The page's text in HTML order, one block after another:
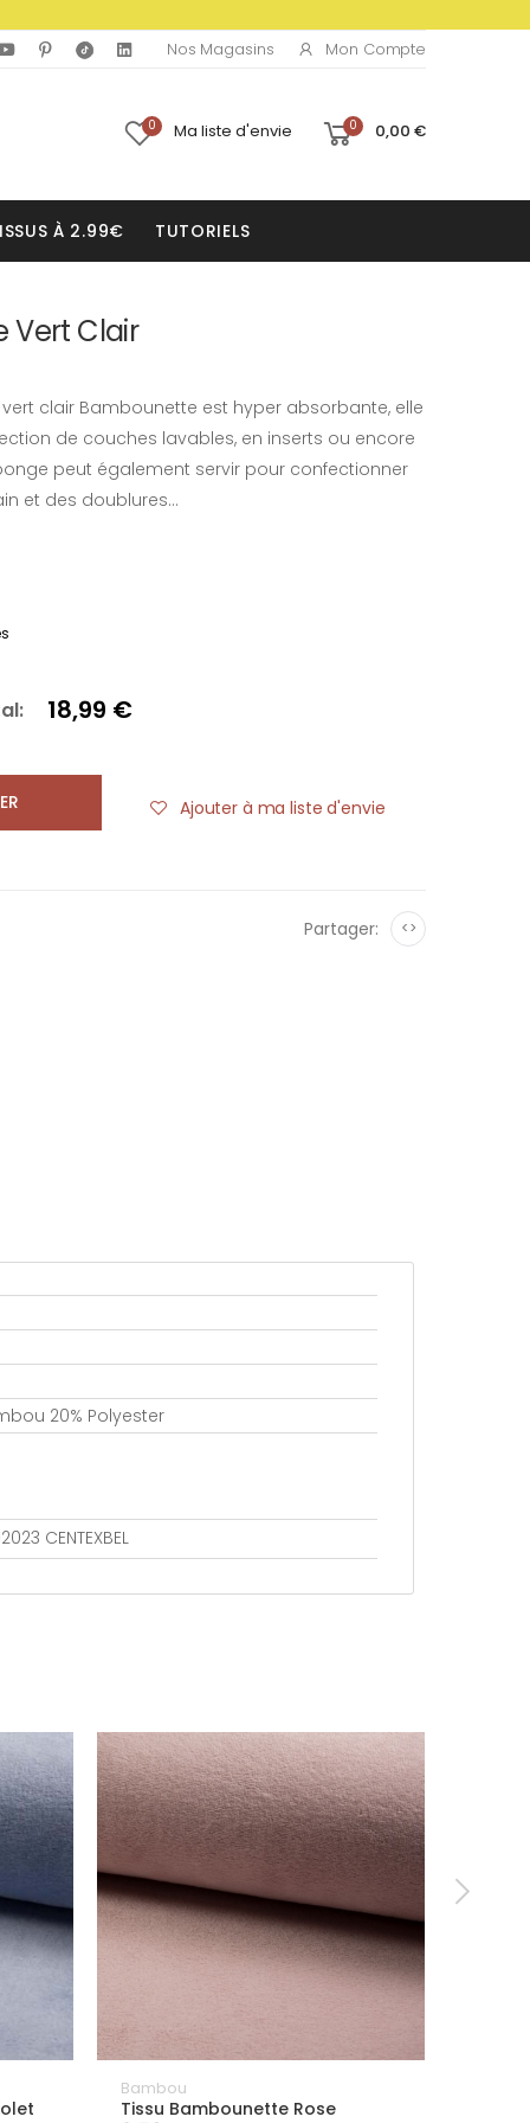
Nos Magasins Mon Compte
0 Ma liste d'envie 0 0,00 €
À 2.99€ TUTORIELS
Vert Clair
clair Bambounette est hyper absorbante, elle
de couches lavables, en inserts ou encore
peut également servir pour confectionner
et des doublures...
18,99 €
Ajouter à ma liste d'envie
Partager: <>
20% Polyester
CENTEXBEL
Bambou
Tissu Bambounette Rose